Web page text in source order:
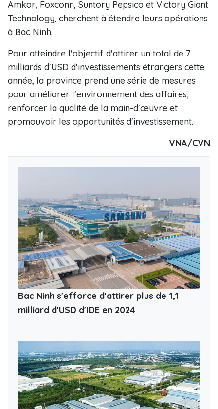
Amkor, Foxconn, Suntory Pepsico et Victory Giant
Technology, cherchent à étendre leurs opérations
à Bac Ninh.
Pour atteindre l'objectif d'attirer un total de 7
milliards d'USD d'investissements étrangers cette
année, la province prend une série de mesures
pour améliorer l'environnement des affaires,
renforcer la qualité de la main-d'œuvre et
promouvoir les opportunités d'investissement.
VNA/CVN
Bac Ninh s'efforce d'attirer plus de 1,1
milliard d'USD d'IDE en 2024